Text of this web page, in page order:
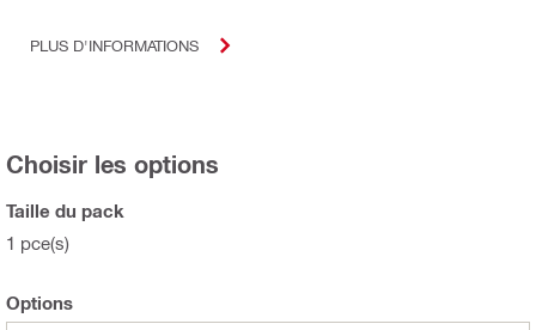
PLUS D'INFORMATIONS
Choisir les options
Taille du pack
1 pce(s)
Options